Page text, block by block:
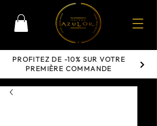
PROFITEZ DE -10% SUR VOTRE
PREMIÈRE COMMANDE